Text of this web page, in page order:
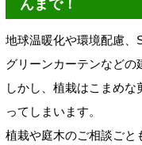
んまで！
地球温暖化や環境配慮、
グリーンカーテンなどの
しかし、植栽はこまめ
ってしまいます。
植栽や庭木のご相談ごと